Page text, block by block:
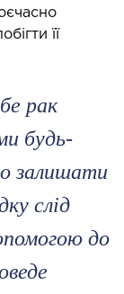
її
рак
будь-
залишати
слід
до